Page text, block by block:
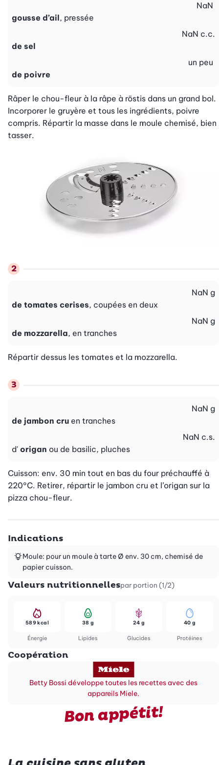
gousse d’ail, pressée
NaN
de sel
NaN c.c.
de poivre
un peu
Râper le chou-fleur à la râpe à röstis dans un grand bol.
Incorporer le gruyère et tous les ingrédients, poivre
compris. Répartir la masse dans le moule chemisé, bien
tasser.
de tomates cerises, coupées en deux
NaN g
de mozzarella, en tranches
NaN g
Répartir dessus les tomates et la mozzarella.
de jambon cru en tranches
NaN g
d' origan ou de basilic, pluches
NaN c.s.
Cuisson: env. 30 min tout en bas du four préchauffé à
220°C. Retirer, répartir le jambon cru et l’origan sur la
pizza chou-fleur.
Indications
Moule: pour un moule à tarte Ø env. 30 cm, chemisé de
papier cuisson.
Valeurs nutritionnellespar portion (1/2)
Énergie
589 kcal
Lipides
38 g
Glucides
24 g
Protéines
40 g
Coopération
Betty Bossi développe toutes les recettes avec des
appareils Miele.
Bon appétit!